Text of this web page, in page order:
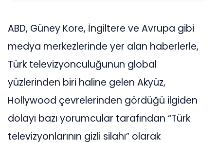
ABD, Güney Kore, İngiltere ve Avrupa gibi
medya merkezlerinde yer alan haberlerle,
Türk televizyonculuğunun global
yüzlerinden biri haline gelen Akyüz,
Hollywood çevrelerinden gördüğü ilgiden
dolayı bazı yorumcular tarafından “Türk
televizyonlarının gizli silahı” olarak